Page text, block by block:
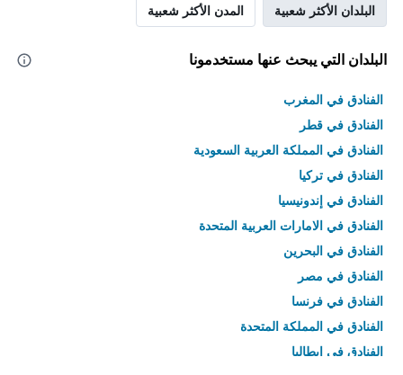
البلدان الأكثر شعبية المدن الأكثر شعبية
البلدان التي يبحث عنها مستخدمونا
الفنادق في المغرب
الفنادق في قطر
الفنادق في المملكة العربية السعودية
الفنادق في تركيا
الفنادق في إندونيسيا
الفنادق في الامارات العربية المتحدة
الفنادق في البحرين
الفنادق في مصر
الفنادق في فرنسا
الفنادق في المملكة المتحدة
الفنادق في إيطاليا